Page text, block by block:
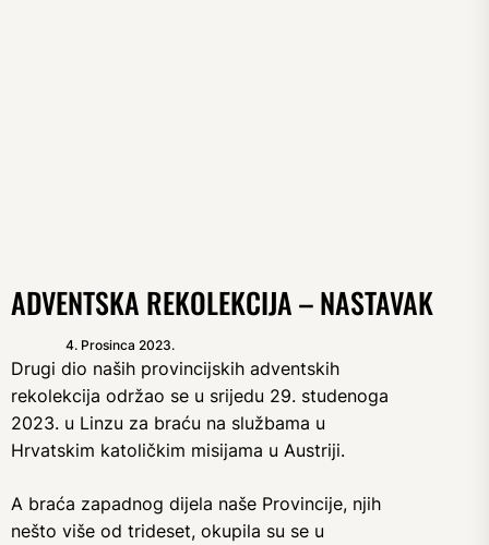
ADVENTSKA REKOLEKCIJA – NASTAVAK
4. Prosinca 2023.
Drugi dio naših provincijskih adventskih
rekolekcija održao se u srijedu 29. studenoga
2023. u Linzu za braću na službama u
Hrvatskim katoličkim misijama u Austriji.
A braća zapadnog dijela naše Provincije, njih
nešto više od trideset, okupila su se u